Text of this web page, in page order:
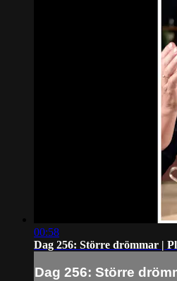
00:58
Dag 256: Större drömmar |
Dag 256: Större